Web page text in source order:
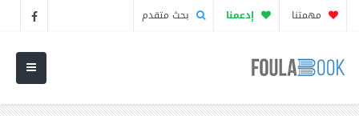
مهمتنا إدعمنا بحث متقدم